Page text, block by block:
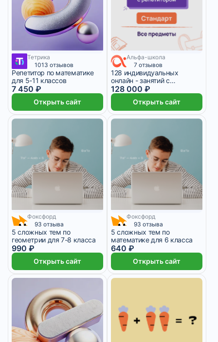
7 450 ₽/мес
Тетрика
1013 отзывов
Репетитор по математике
для 5-11 классов
7 450 ₽
Открыть сайт
Альфа-школа
7 отзывов
128 индивидуальных
онлайн - занятий с
репетитором
128 000 ₽
Открыть сайт
Фоксфорд
93 отзыва
5 сложных тем по
геометрии для 7-8 класса
990 ₽
Открыть сайт
Фоксфорд
93 отзыва
5 сложных тем по
математике для 6 класса
640 ₽
Открыть сайт